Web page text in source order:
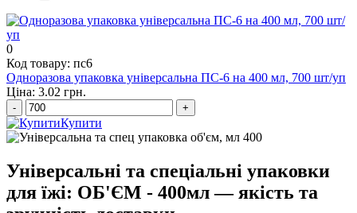
0
Код товару: пс6
Одноразова упаковка універсальна ПС-6 на 400 мл, 700 шт/уп
Ціна: 3.02 грн.
- +
Купити
Універсальні та спеціальні упаковки
для їжі: ОБ'ЄМ - 400мл — якість та